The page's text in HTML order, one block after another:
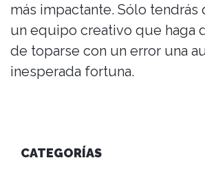
más impactante. Sólo tendrás
un equipo creativo que haga
de toparse con un error una
inesperada fortuna.
CATEGORÍAS